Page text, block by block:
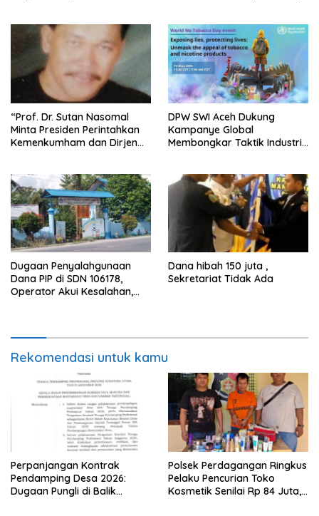
“Prof. Dr. Sutan Nasomal
Minta Presiden Perintahkan
Kemenkumham dan Dirjen
Tertibkan Lapas di Seluruh
Indonesia”
DPW SWI Aceh Dukung
Kampanye Global
Membongkar Taktik Industri
Dugaan Penyalahgunaan
Dana PIP di SDN 106178,
Operator Akui Kesalahan,
Dana hibah 150 juta ,
Sekretariat Tidak Ada
Rekomendasi untuk kamu
Perpanjangan Kontrak
Pendamping Desa 2026:
Dugaan Pungli di Balik
Polsek Perdagangan Ringkus
Pelaku Pencurian Toko
Kosmetik Senilai Rp 84 Juta,